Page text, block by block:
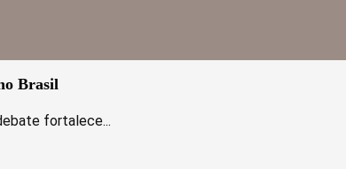
Brasil
fortalece...